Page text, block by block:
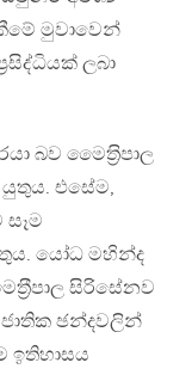
මුවාවෙන්
ලබා
බව මෛත‍්‍රිපාල
එසේම,
යෝධ මහින්ද
සිරිසේනව
ඡන්දවලින්
ඉතිහාසය